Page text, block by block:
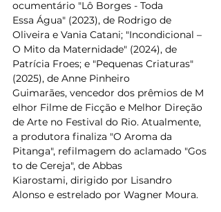
ocumentário "Lô Borges - Toda
Essa Água" (2023), de Rodrigo de
Oliveira e Vania Catani; "Incondicional –
O Mito da Maternidade" (2024), de
Patrícia Froes; e "Pequenas Criaturas"
(2025), de Anne Pinheiro
Guimarães, vencedor dos prêmios de M
elhor Filme de Ficção e Melhor Direção
de Arte no Festival do Rio. Atualmente,
a produtora finaliza "O Aroma da
Pitanga", refilmagem do aclamado "Gos
to de Cereja", de Abbas
Kiarostami, dirigido por Lisandro
Alonso e estrelado por Wagner Moura.